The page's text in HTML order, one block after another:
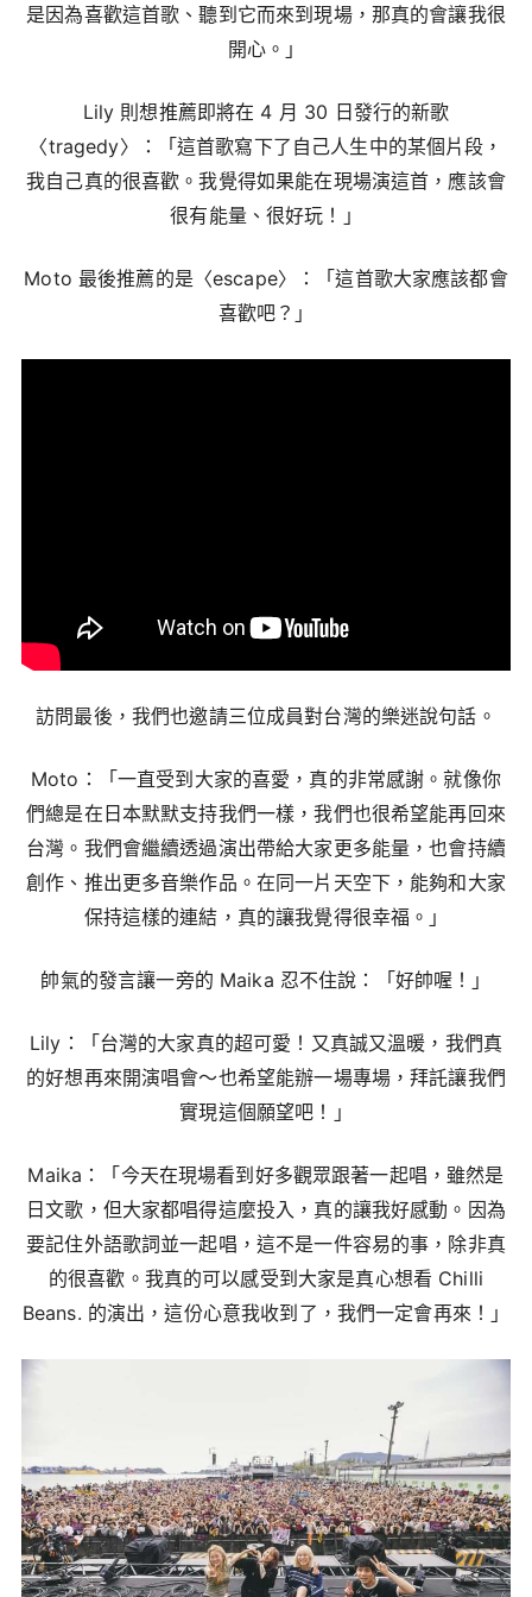
是因為喜歡這首歌、聽到它而來到現場，那真的會讓我很
開心。」
Lily 則想推薦即將在 4 月 30 日發行的新歌
〈tragedy〉：「這首歌寫下了自己人生中的某個片段，
我自己真的很喜歡。我覺得如果能在現場演這首，應該會
很有能量、很好玩！」
Moto 最後推薦的是〈escape〉：「這首歌大家應該都會
喜歡吧？」
訪問最後，我們也邀請三位成員對台灣的樂迷說句話。
Moto：「一直受到大家的喜愛，真的非常感謝。就像你
們總是在日本默默支持我們一樣，我們也很希望能再回來
台灣。我們會繼續透過演出帶給大家更多能量，也會持續
創作、推出更多音樂作品。在同一片天空下，能夠和大家
保持這樣的連結，真的讓我覺得很幸福。」
帥氣的發言讓一旁的 Maika 忍不住說：「好帥喔！」
Lily：「台灣的大家真的超可愛！又真誠又溫暖，我們真
的好想再來開演唱會～也希望能辦一場專場，拜託讓我們
實現這個願望吧！」
Maika：「今天在現場看到好多觀眾跟著一起唱，雖然是
日文歌，但大家都唱得這麼投入，真的讓我好感動。因為
要記住外語歌詞並一起唱，這不是一件容易的事，除非真
的很喜歡。我真的可以感受到大家是真心想看 Chilli
Beans. 的演出，這份心意我收到了，我們一定會再來！」